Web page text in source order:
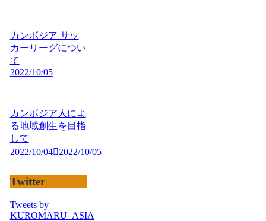
カンボジア サッ
カーリーグについ
て
2022/10/05
カンボジア人によ
る地域創生を目指
して
2022/10/04
2022/10/05
Twitter
Tweets by
KUROMARU_ASIA